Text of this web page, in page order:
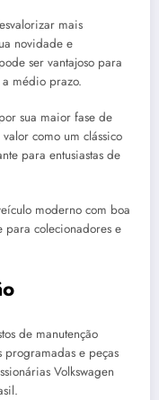
mais
novidade e
ser vantajoso para
médio prazo.
sua maior fase de
como um clássico
para entusiastas de
moderno com boa
para colecionadores e
de manutenção
programadas e peças
Volkswagen